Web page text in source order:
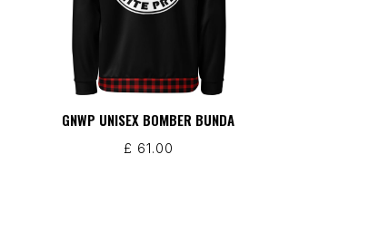
GNWP UNISEX BOMBER BUNDA
£ 61.00